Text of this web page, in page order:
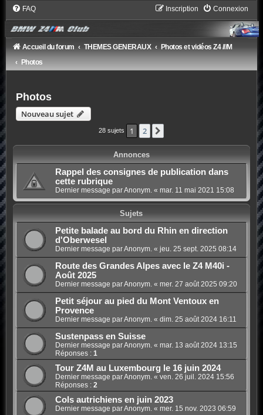
FAQ Connexion
Inscription
Accueil du forum THEMES GENERAUX
Photos et vidéos Z4 ///M
Photos
Photos
Nouveau sujet
28 sujets 1 2
Annonces
Rappel des consignes de publication dans
cette rubrique
Dernier message par Anonym. « mar. 11 mai 2021 15:08
Sujets
Petite balade au bord du Rhin en direction
d'Oberwesel
Dernier message par Anonym. « jeu. 25 sept. 2025 08:14
Route des Grandes Alpes avec le Z4 M40i -
Août 2025
Dernier message par Anonym. « mer. 27 août 2025 09:20
Petit séjour au pied du Mont Ventoux en
Provence
Dernier message par Anonym. « dim. 25 août 2024 16:11
Sustenpass en Suisse
Dernier message par Anonym. « mar. 13 août 2024 13:15
Réponses : 1
Tour Z4M au Luxembourg le 16 juin 2024
Dernier message par Anonym. « ven. 26 juil. 2024 15:56
Réponses : 2
Cols autrichiens en juin 2023
Dernier message par Anonym. « mer. 15 nov. 2023 06:59